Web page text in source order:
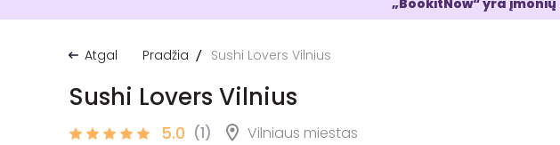
„BookitNow“ yra
Atgal Pradžia Sushi Lovers Vilnius
Sushi Lovers Vilnius
5.0 (1) Vilniaus miestas